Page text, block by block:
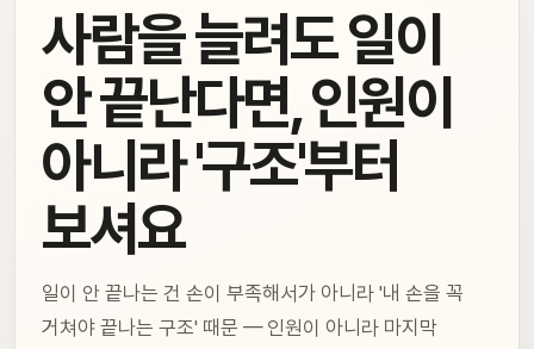
사람을 늘려도 일이
안 끝난다면, 인원이
아니라 '구조'부터
보셔요
일이 안 끝나는 건 손이 부족해서가 아니라 '내 손을 꼭
거쳐야 끝나는 구조' 때문 — 인원이 아니라 마지막